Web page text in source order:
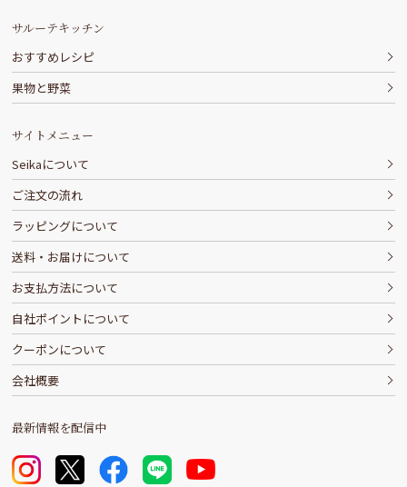
サルーテキッチン
おすすめレシピ
果物と野菜
サイトメニュー
Seikaについて
ご注文の流れ
ラッピングについて
送料・お届けについて
お支払方法について
自社ポイントについて
クーポンについて
会社概要
最新情報を配信中